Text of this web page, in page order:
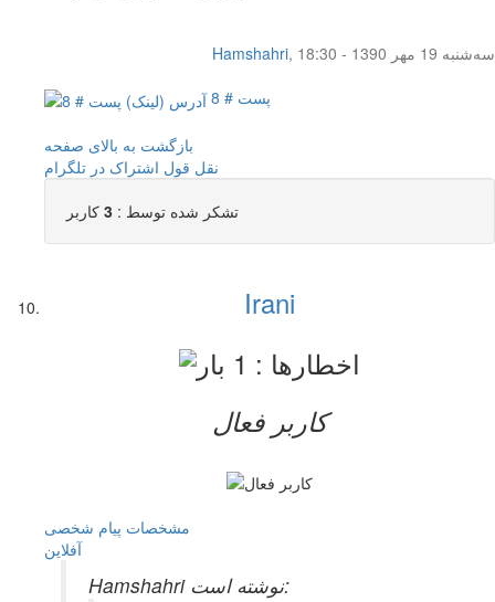
Hamshahri,
سه‌شنبه 19 مهر 1390 - 18:30
پست # 8
بازگشت به بالای صفحه
نقل قول اشتراک در تلگرام
تشکر شده توسط : 3 کاربر
Irani
کاربر فعال
مشخصات پیام شخصی
آفلاين
Hamshahri نوشته است: